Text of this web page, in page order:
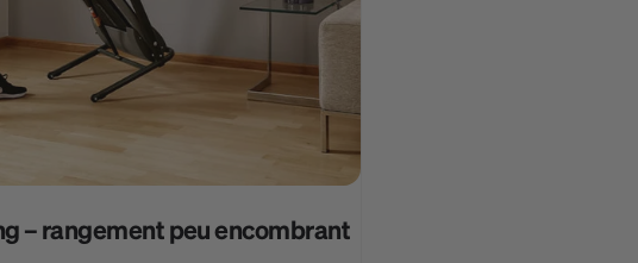
– rangement peu encombrant